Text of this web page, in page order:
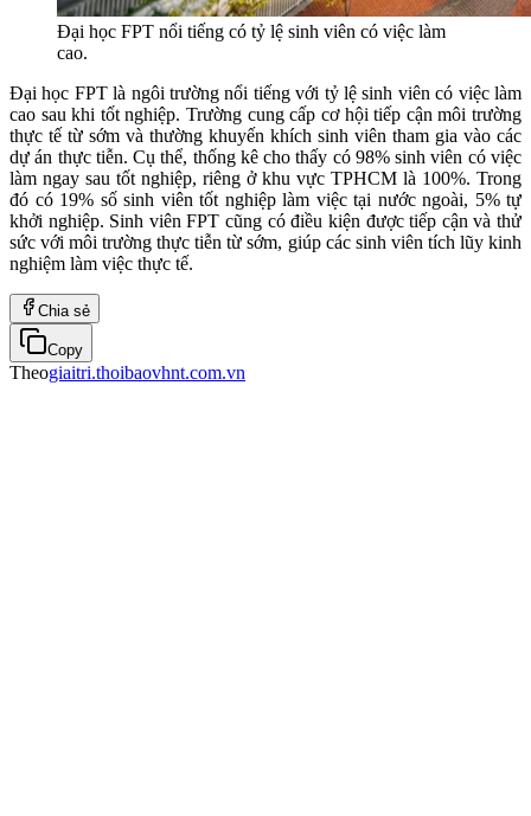
Đại học FPT nổi tiếng có tỷ lệ sinh viên có việc làm
cao.
Đại học FPT là ngôi trường nổi tiếng với tỷ lệ sinh viên có việc làm
cao sau khi tốt nghiệp. Trường cung cấp cơ hội tiếp cận môi trường
thực tế từ sớm và thường khuyến khích sinh viên tham gia vào các
dự án thực tiễn. Cụ thể, thống kê cho thấy có 98% sinh viên có việc
làm ngay sau tốt nghiệp, riêng ở khu vực TPHCM là 100%. Trong
đó có 19% số sinh viên tốt nghiệp làm việc tại nước ngoài, 5% tự
khởi nghiệp. Sinh viên FPT cũng có điều kiện được tiếp cận và thử
sức với môi trường thực tiễn từ sớm, giúp các sinh viên tích lũy kinh
nghiệm làm việc thực tế.
Chia sẻ
Copy
Theogiaitri.thoibaovhnt.com.vn